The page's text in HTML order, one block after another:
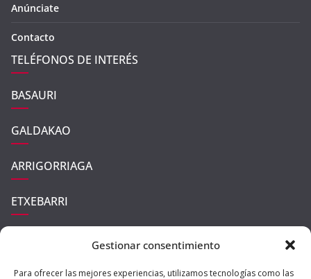
Gestionar consentimiento
Para ofrecer las mejores experiencias, utilizamos tecnologías como las
Anúnciate
Contacto
TELÉFONOS DE INTERÉS
BASAURI
GALDAKAO
ARRIGORRIAGA
ETXEBARRI
ZARATAMO